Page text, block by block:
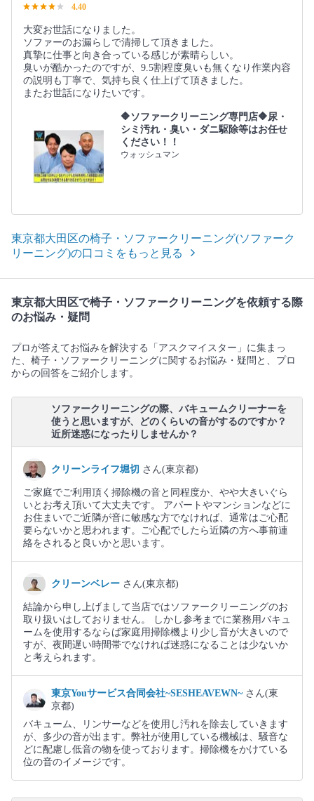
4.40
大変お世話になりました。
ソファーのお漏らしで清掃して頂きました。
真摯に仕事と向き合っている感じが素晴らしい。
臭いが酷かったのですが、9.5割程度臭いも無くなり作業内容
の説明も丁寧で、気持ち良く仕上げて頂きました。
またお世話になりたいです。
🔶ソファークリーニング専門店🔶尿・
シミ汚れ・臭い・ダニ駆除等はお任せ
ください！！
ウォッシュマン
東京都大田区の椅子・ソファークリーニング(ソファーク
リーニング)の口コミをもっと見る
東京都大田区で椅子・ソファークリーニングを依頼する際
のお悩み・疑問
プロが答えてお悩みを解決する「アスクマイスター」に集まっ
た、椅子・ソファークリーニングに関するお悩み・疑問と、プロ
からの回答をご紹介します。
ソファークリーニングの際、バキュームクリーナーを
使うと思いますが、どのくらいの音がするのですか？
近所迷惑になったりしませんか？
クリーンライフ堀切 さん(東京都)
ご家庭でご利用頂く掃除機の音と同程度か、やや大きいぐら
いとお考え頂いて大丈夫です。 アパートやマンションなどに
お住まいでご近隣が音に敏感な方でなければ、通常はご心配
要らないかと思われます。ご心配でしたら近隣の方へ事前連
絡をされると良いかと思います。
クリーンベレー さん(東京都)
結論から申し上げまして当店ではソファークリーニングのお
取り扱いはしておりません。 しかし参考までに業務用バキュ
ームを使用するならば家庭用掃除機より少し音が大きいので
すが、夜間遅い時間帯でなければ迷惑になることは少ないか
と考えられます。
東京Youサービス合同会社~SESHEAVEWN~ さん(東
京都)
バキューム、リンサーなどを使用し汚れを除去していきます
が、多少の音が出ます。弊社が使用している機械は、騒音な
どに配慮し低音の物を使っております。掃除機をかけている
位の音のイメージです。